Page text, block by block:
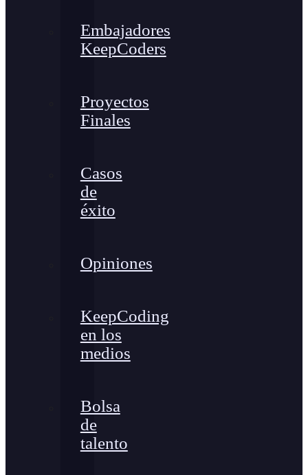
Embajadores
KeepCoders
Proyectos
Finales
Casos
de
éxito
Opiniones
KeepCoding
en los
medios
Bolsa
de
talento